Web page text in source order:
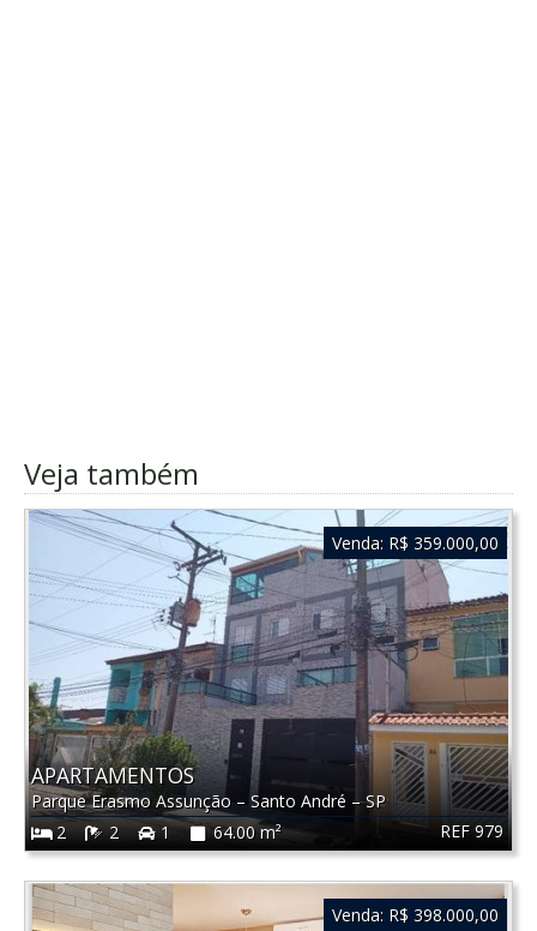
Veja também
REF 979
APARTAMENTOS
Parque Erasmo Assunção – Santo André –SP
2
2 1 64.00 m²
Venda: R$ 359.000,00
Venda: R$ 398.000,00